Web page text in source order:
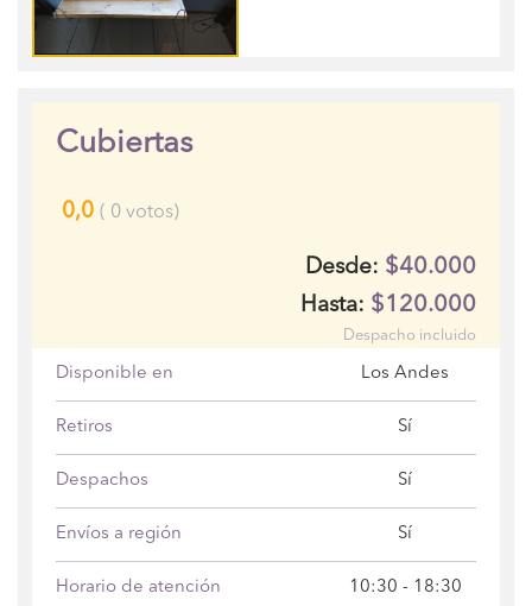
Cubiertas
0,0 ( 0 votos)
Desde: $40.000
Hasta: $120.000
Despacho incluido
Disponible en Los Andes
Retiros Sí
Despachos Sí
Envíos a región Sí
Horario de atención 10:30 - 18:30